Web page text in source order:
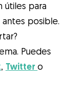
útiles para
posible.
Puedes
, Twitter o